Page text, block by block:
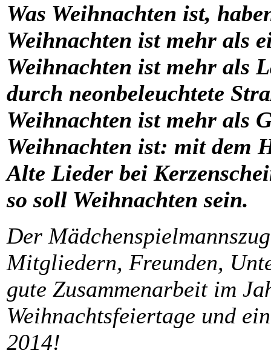
Was Weihnachten ist,
Weihnachten ist mehr als
Weihnachten ist mehr als
durch neonbeleuchtete
Weihnachten ist mehr als
Weihnachten ist: mit dem
Alte Lieder bei
so soll Weihnachten sein.
Der
Mitgliedern, Freunden,
gute Zusammenarbeit im
Weihnachtsfeiertage und
2014!